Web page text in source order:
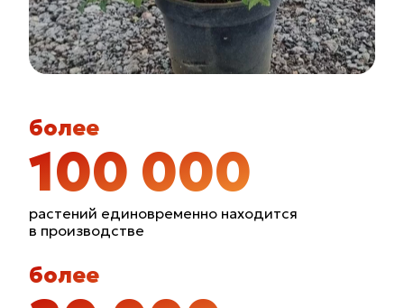
с 1 по 31 июля
Акция: Японская спирея в подарок
более
100 000
растений единовременно находится
в производстве
более